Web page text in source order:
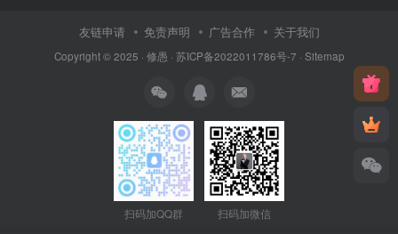
友链申请 免责声明 广告合作 关于我们
Copyright © 2025 · 修愚 · 苏ICP备2022011786号-7 · Sitemap
扫码加QQ群 扫码加微信